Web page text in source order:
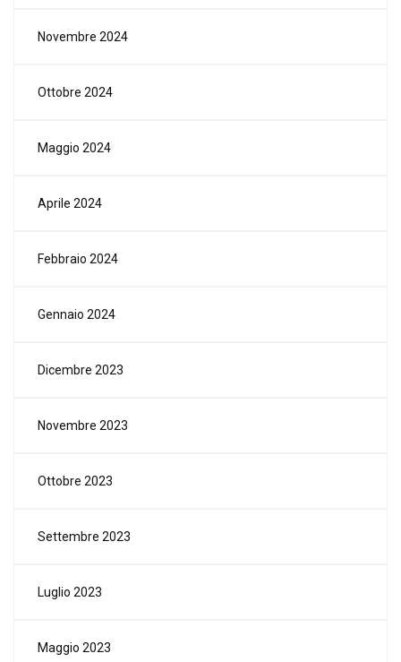
Novembre 2024
Ottobre 2024
Maggio 2024
Aprile 2024
Febbraio 2024
Gennaio 2024
Dicembre 2023
Novembre 2023
Ottobre 2023
Settembre 2023
Luglio 2023
Maggio 2023